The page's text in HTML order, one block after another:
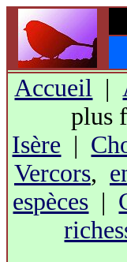
Accueil |
plus
Isère |
Vercors,
espèces |